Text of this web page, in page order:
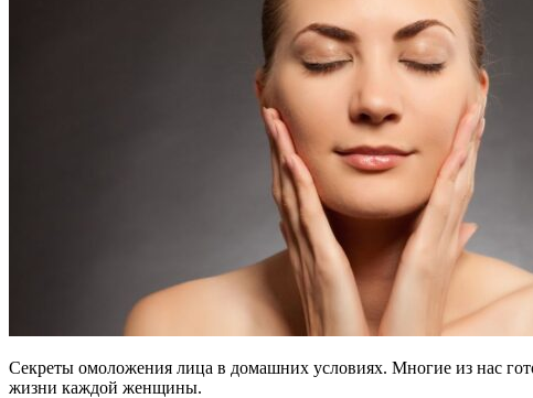
Секреты омоложения лица в домашних условиях. Многие из нас
жизни каждой женщины.